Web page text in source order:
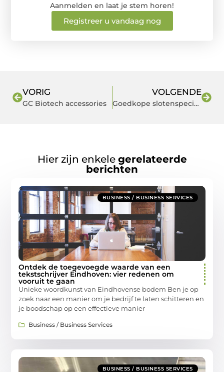
Aanmelden en laat je stem horen!
Registreer u vandaag nog
VORIG
GC Biotech accessories
VOLGENDE
Goedkope slotenspecialisten Leidschendam
Hier zijn enkele gerelateerde
berichten
BUSINESS / BUSINESS SERVICES
Ontdek de toegevoegde waarde van een
tekstschrijver Eindhoven: vier redenen om
vooruit te gaan
Unieke woordkunst van Eindhovense bodem Ben je op
zoek naar een manier om je bedrijf te laten schitteren en
je boodschap op een effectieve manier
Business / Business Services
BUSINESS / BUSINESS SERVICES